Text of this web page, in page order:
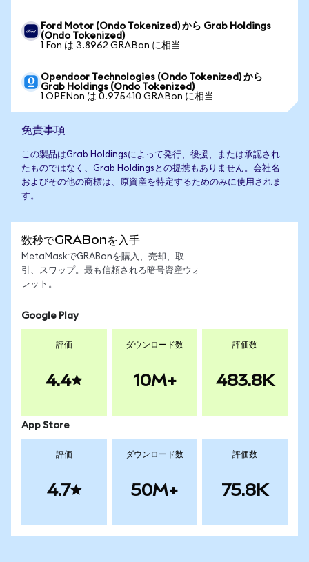
Ford Motor (Ondo Tokenized) から Grab Holdings
(Ondo Tokenized)
1 Fon は 3.8962 GRABon に相当
Opendoor Technologies (Ondo Tokenized) から
Grab Holdings (Ondo Tokenized)
1 OPENon は 0.975410 GRABon に相当
免責事項
この製品はGrab Holdingsによって発行、後援、または承認され
たものではなく、Grab Holdingsとの提携もありません。会社名
およびその他の商標は、原資産を特定するためのみに使用されま
す。
数秒でGRABonを入手
MetaMaskでGRABonを購入、売却、取
引、スワップ。最も信頼される暗号資産ウォ
レット。
Google Play
評価
4.4
ダウンロード数
10M+
評価数
483.8K
App Store
評価
4.7
ダウンロード数
50M+
評価数
75.8K